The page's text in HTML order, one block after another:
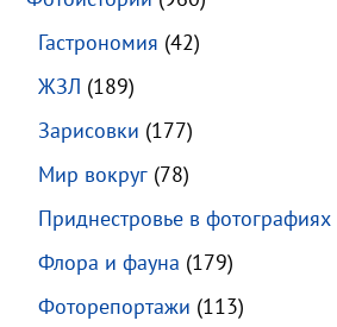
Гастрономия (42)
ЖЗЛ (189)
Зарисовки (177)
Мир вокруг (78)
Приднестровье в фотографиях
Флора и фауна (179)
Фоторепортажи (113)